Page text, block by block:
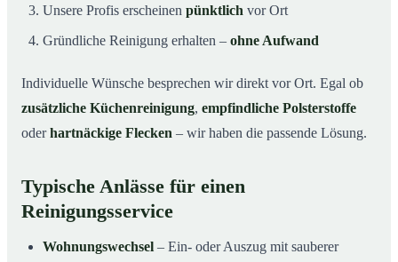
Unsere Profis erscheinen pünktlich vor Ort
Gründliche Reinigung erhalten – ohne Aufwand
Individuelle Wünsche besprechen wir direkt vor Ort. Egal ob
zusätzliche Küchenreinigung, empfindliche Polsterstoffe
oderhartnäckige Flecken – wir haben die passende Lösung.
Typische Anlässe für einen
Reinigungsservice
Wohnungswechsel – Ein- oder Auszug mit sauberer